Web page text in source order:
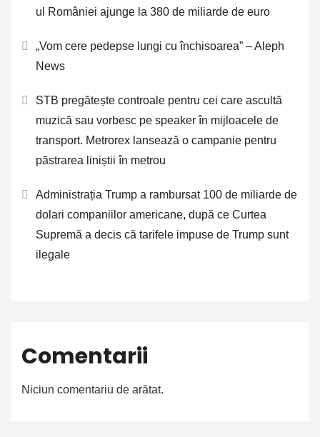
ul României ajunge la 380 de miliarde de euro
„Vom cere pedepse lungi cu închisoarea” – Aleph
News
STB pregătește controale pentru cei care ascultă
muzică sau vorbesc pe speaker în mijloacele de
transport. Metrorex lansează o campanie pentru
păstrarea liniștii în metrou
Administrația Trump a rambursat 100 de miliarde de
dolari companiilor americane, după ce Curtea
Supremă a decis că tarifele impuse de Trump sunt
ilegale
Comentarii
Niciun comentariu de arătat.